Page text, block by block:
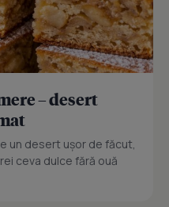
– desert
un desert ușor de făcut,
ceva dulce fără ouă